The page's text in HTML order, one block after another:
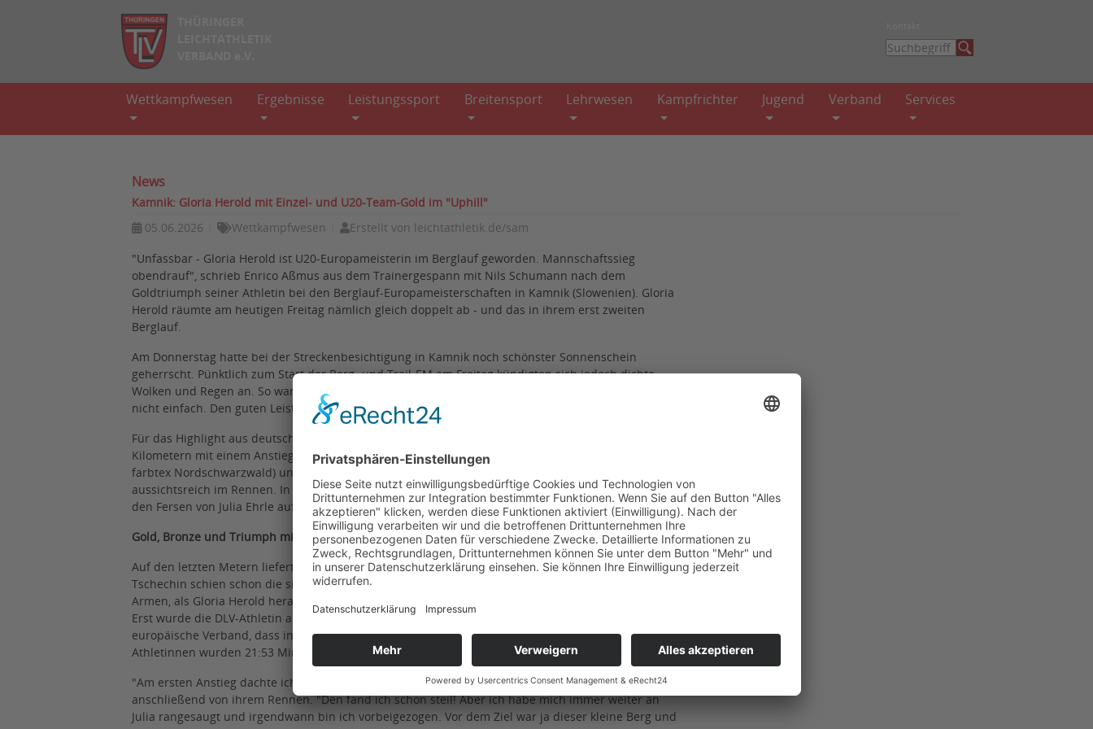
Wettkampfwesen Ergebnisse Leistungssport Breitensport Lehrwesen Kampfrichter Jugend Verband Services
News
Kamnik: Gloria Herold mit Einzel- und U20-Team-Gold im "Uphill"
05.06.2026
Wettkampfwesen Erstellt von leichtathletik.de/sam
"Unfassbar - Gloria Herold ist U20-Europameisterin im Berglauf geworden. Mannschaftssieg
obendrauf", schrieb Enrico Aßmus aus dem Trainergespann mit Nils Schumann nach dem
Goldtriumph seiner Athletin bei den Berglauf-Europameisterschaften in Kamnik (Slowenien). Gloria
Herold räumte am heutigen Freitag nämlich gleich doppelt ab - und das in ihrem erst zweiten
Berglauf.
Am Donnerstag hatte bei der Streckenbesichtigung in Kamnik noch schönster Sonnenschein
geherrscht. Pünktlich zum Start der Berg- und Trail-EM am Freitag kündigten sich jedoch dichte
Wolken und Regen an. So waren die Bedingungen für die Läuferinnen und Läufer im dichten Nebel
nicht einfach. Den guten Leistungen im „Uphill“ tat dies jedoch keinen Abbruch.
Für das Highlight aus deutscher Sicht sorgten die U20-Läuferinnen, die eine Distanz von vier
Kilometern mit einem Anstieg von 425 Metern zurücklegten. Mit Titelverteidigerin Julia Ehrle (LG
farbtex Nordschwarzwald) und Gloria Herold (Race Erfurt) lagen gleich zwei DLV-Athletinnen
aussichtsreich im Rennen. In ihrem erst zweiten Berglauf hielt sich Gloria Herold zunächst noch an
den Fersen von Julia Ehrle auf, bis sie die Teamkollegin sogar überholen konnte.
Gold, Bronze und Triumph mit dem Team
Auf den letzten Metern lieferte sich die 17-Jährige dann ein enges Duell mit Anna Kynklova. Die
Tschechin schien schon die sichere Siegerin zu sein und jubelte bereits mit in die Höhe gereckten
Armen, als Gloria Herold heranspurtete und sich gleichauf mit der Tschechin über die Linie schob.
Erst wurde die DLV-Athletin als alleinige U20-Europameisterin gefeiert, später entschied der
europäische Verband, dass in diesem Wettbewerb zwei Goldmedaillen vergeben werden. Für beide
Athletinnen wurden 21:53 Minuten gestoppt.
"Am ersten Anstieg dachte ich: Oh Gott, ich komme da nicht hoch", erzählte Gloria Herold
anschließend von ihrem Rennen. "Den fand ich schon steil! Aber ich habe mich immer weiter an
Julia rangesaugt und irgendwann bin ich vorbeigezogen. Vor dem Ziel war ja dieser kleine Berg und